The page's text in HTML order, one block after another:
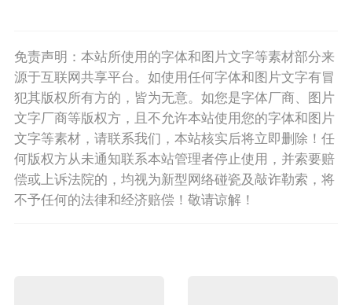
免责声明：本站所使用的字体和图片文字等素材部分来
源于互联网共享平台。如使用任何字体和图片文字有冒
犯其版权所有方的，皆为无意。如您是字体厂商、图片
文字厂商等版权方，且不允许本站使用您的字体和图片
文字等素材，请联系我们，本站核实后将立即删除！任
何版权方从未通知联系本站管理者停止使用，并索要赔
偿或上诉法院的，均视为新型网络碰瓷及敲诈勒索，将
不予任何的法律和经济赔偿！敬请谅解！